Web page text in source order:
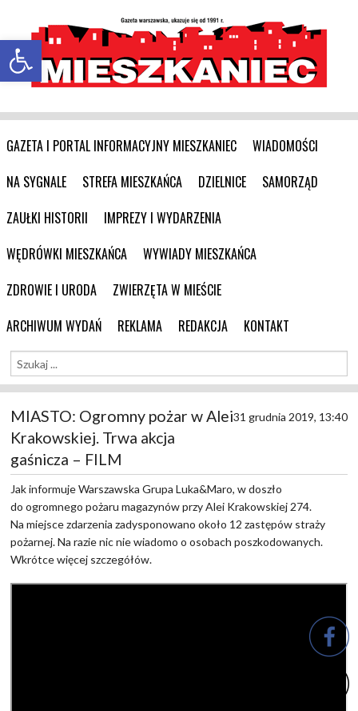
Otwórz pasek narzędzi
GAZETA I PORTAL INFORMACYJNY MIESZKANIEC
WIADOMOŚCI
NA SYGNALE
STREFA MIESZKAŃCA DZIELNICE
SAMORZĄD
ZAUŁKI HISTORII
IMPREZY I WYDARZENIA
WĘDRÓWKI MIESZKAŃCA
WYWIADY MIESZKAŃCA
ZDROWIE I URODA
ZWIERZĘTA W MIEŚCIE
ARCHIWUM WYDAŃ
REKLAMA REDAKCJA KONTAKT
MIASTO: Ogromny pożar w Alei
Krakowskiej. Trwa akcja
gaśnicza – FILM
31 grudnia 2019, 13:40
Jak informuje Warszawska Grupa Luka&Maro, w doszło
do ogromnego pożaru magazynów przy Alei Krakowskiej 274.
Na miejsce zdarzenia zadysponowano około 12 zastępów straży
pożarnej. Na razie nic nie wiadomo o osobach poszkodowanych.
Wkrótce więcej szczegółów.